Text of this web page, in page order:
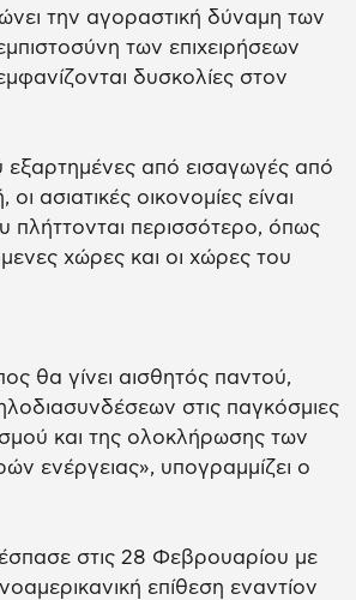
την αγοραστική δύναμη των
των επιχειρήσεων
δυσκολίες στον
εξαρτημένες από εισαγωγές από
ασιατικές οικονομίες είναι
πλήττονται περισσότερο, όπως
χώρες και οι χώρες του
θα γίνει αισθητός παντού,
στις παγκόσμιες
και της ολοκλήρωσης των
ενέργειας», υπογραμμίζει ο
στις 28 Φεβρουαρίου με
επίθεση εναντίον